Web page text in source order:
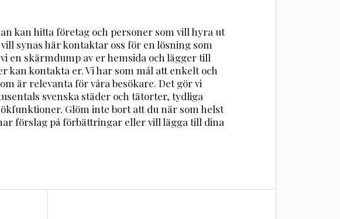
kan hitta företag och personer som vill hyra ut
synas här kontaktar oss för en lösning som
en skärmdump av er hemsida och lägger till
kan kontakta er. Vi har som mål att enkelt och
är relevanta för våra besökare. Det gör vi
svenska städer och tätorter, tydliga
Glöm inte bort att du när som helst
förslag på förbättringar eller vill lägga till dina